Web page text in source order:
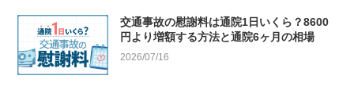
交通事故の慰謝料は通院1日いくら？8600
円より増額する方法と通院6ヶ月の相場
2026/07/16